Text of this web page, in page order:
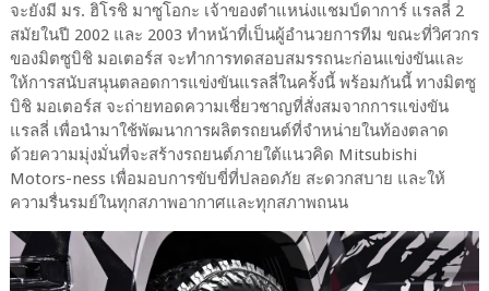
จะยังมี มร. ฮิโรชิ มาซูโอกะ เจ้าของตำแหน่งแชมป์ดาการ์ แรลลี่ 2
สมัยในปี 2002 และ 2003 ทำหน้าที่เป็นผู้อำนวยการทีม ขณะที่วิศวกร
ของมิตซูบิชิ มอเตอร์ส จะทำการทดสอบสมรรถนะก่อนแข่งขันและ
ให้การสนับสนุนตลอดการแข่งขันแรลลี่ในครั้งนี้ พร้อมกันนี้ ทางมิตซู
บิชิ มอเตอร์ส จะถ่ายทอดความเชี่ยวชาญที่สั่งสมจากการแข่งขัน
แรลลี่ เพื่อนำมาใช้พัฒนาการผลิตรถยนต์ที่จำหน่ายในท้องตลาด
ด้วยความมุ่งมั่นที่จะสร้างรถยนต์ภายใต้แนวคิด Mitsubishi
Motors-ness เพื่อมอบการขับขี่ที่ปลอดภัย สะดวกสบาย และให้
ความรื่นรมย์ในทุกสภาพอากาศและทุกสภาพถนน